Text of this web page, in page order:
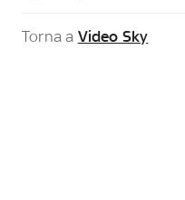
Torna a Video Sky